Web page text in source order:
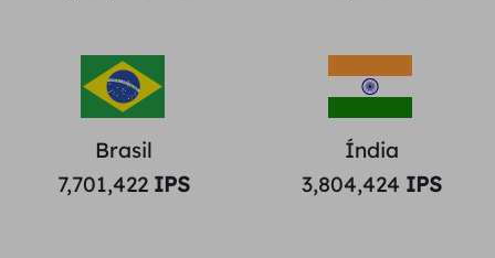
Brasil
7,701,422 IPS
Índia
3,804,424 IPS